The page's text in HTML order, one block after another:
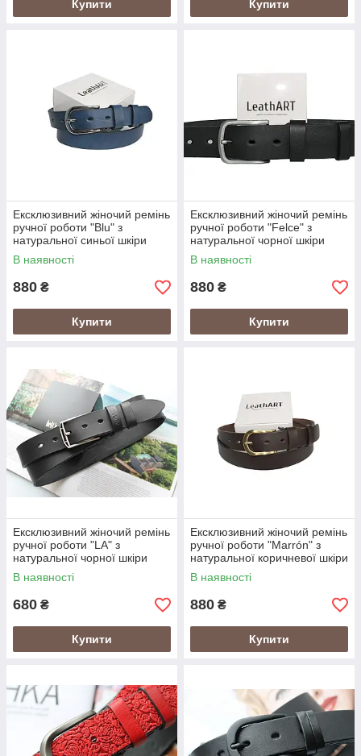
Купити Купити
Ексклюзивний жіночий ремінь
ручної роботи "Blu" з
натуральної синьої шкіри
В наявності
880 ₴
Купити
Ексклюзивний жіночий ремінь
ручної роботи "Felce" з
натуральної чорної шкіри
В наявності
880 ₴
Купити
Ексклюзивний жіночий ремінь
ручної роботи "LA" з
натуральної чорної шкіри
В наявності
680 ₴
Купити
Ексклюзивний жіночий ремінь
ручної роботи "Marrón" з
натуральної коричневої шкіри
В наявності
880 ₴
Купити